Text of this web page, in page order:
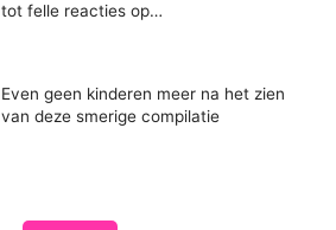
tot felle reacties op…
Even geen kinderen meer na het zien
van deze smerige compilatie